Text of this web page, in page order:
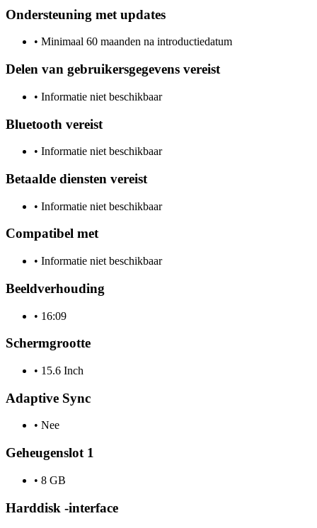
Ondersteuning met updates
• Minimaal 60 maanden na introductiedatum
Delen van gebruikersgegevens vereist
• Informatie niet beschikbaar
Bluetooth vereist
• Informatie niet beschikbaar
Betaalde diensten vereist
• Informatie niet beschikbaar
Compatibel met
• Informatie niet beschikbaar
Beeldverhouding
• 16:09
Schermgrootte
• 15.6 Inch
Adaptive Sync
• Nee
Geheugenslot 1
• 8 GB
Harddisk -interface